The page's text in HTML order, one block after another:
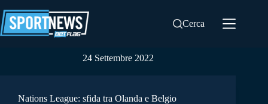
al
contenuto
Cerca
24 Settembre 2022
Nations League: sfida tra Olanda e Belgio